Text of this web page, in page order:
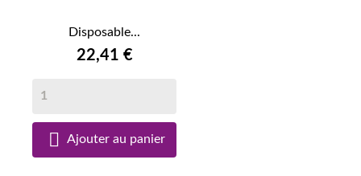
Disposable...
22,41 €
 Ajouter au panier